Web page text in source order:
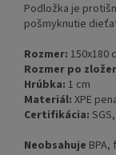
Podložka je
pošmyknutie
Rozmer: 150x180
Rozmer po
Hrúbka: 1 cm
Materiál: XPE
Certifikácia:
Neobsahuje